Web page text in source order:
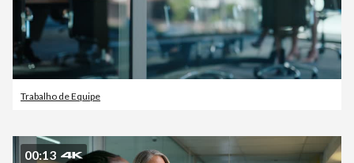
Trabalho de Equipe
00:13